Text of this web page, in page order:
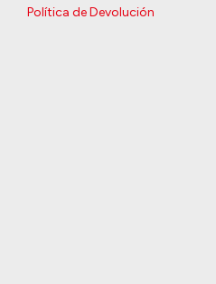
Política de Devolución